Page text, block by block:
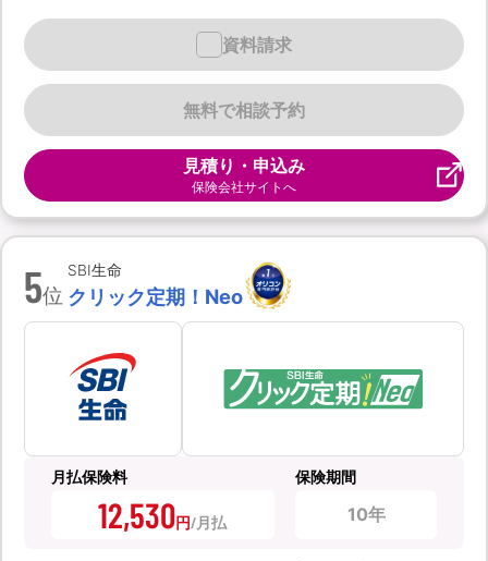
無料で相談予約
資料請求
見積り・申込み
保険会社サイトへ
5位
SBI生命
クリック定期！Neo
月払保険料
12,530円
保険期間
10年